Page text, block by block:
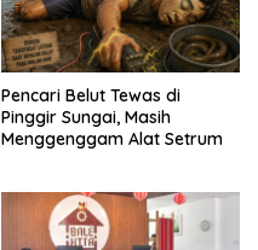
Pencari Belut Tewas di
Pinggir Sungai, Masih
Menggenggam Alat Setrum